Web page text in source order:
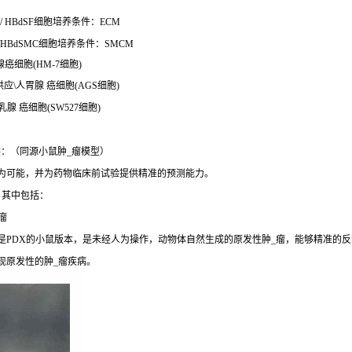
细胞培养条件：ECM
细胞培养条件：SMCM
癌细胞(HM-7细胞)
应\人胃腺 癌细胞(AGS细胞)
腺 癌细胞(SW527细胞)
（同源小鼠肿_瘤模型）
能，并为药物临床前试验提供精准的预测能力。
中包括：
的小鼠版本，是未经人为操作，动物体自然生成的原发性肿_瘤，能够精准的
发性的肿_瘤疾病。